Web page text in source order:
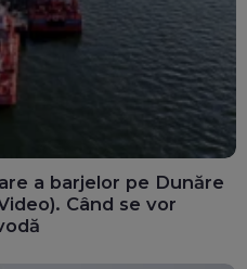
a barjelor pe Dunăre
Când se vor